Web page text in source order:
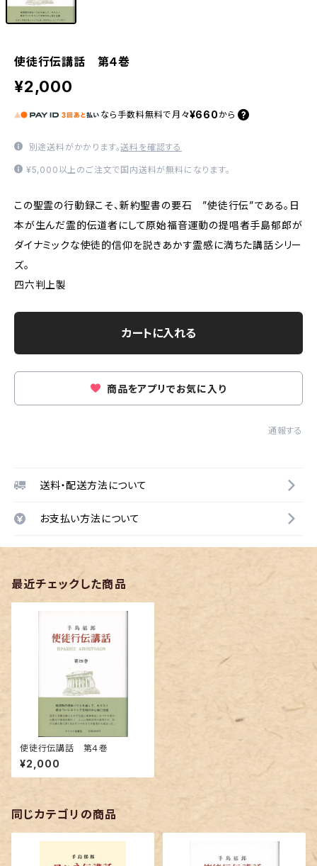
使徒行伝講話 第４巻
¥2,000
なら 手数料無料で 月々¥660 から
別途送料がかかります。送料を確認する
¥5,000以上のご注文で国内送料が無料になります。
この聖霊の行動録こそ、新約聖書の要石 ”使徒行伝”である。日
本が生んだ霊的伝道者にして原始福音運動の提唱者手島郁郎が
ダイナミックな使徒的信仰を説きあかす霊感に満ちた講話シリー
ズ。
四六判上製
カートに入れる
商品をアプリでお気に入り
通報する
送料・配送方法について
お支払い方法について
最近チェックした商品
使徒行伝講話 第４巻
¥2,000
同じカテゴリの商品